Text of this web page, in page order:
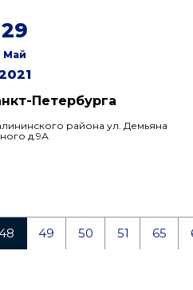
29
Май
Петербурга
района ул. Демьяна
д.9А
49 50 51 65